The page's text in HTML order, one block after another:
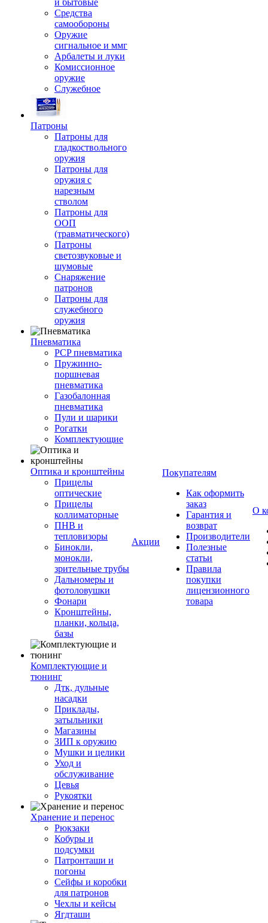
и бытовые
Средства
самообороны
Оружие
сигнальное и ммг
Арбалеты и луки
Комиссионное
оружие
Служебное
Патроны
Патроны для
гладкоствольного
оружия
Патроны для
оружия с
нарезным
стволом
Патроны для
ООП
(травматического)
Патроны
светозвуковые и
шумовые
Снаряжение
патронов
Патроны для
служебного
оружия
Пневматика
PCP пневматика
Пружинно-
поршневая
пневматика
Газобалонная
пневматика
Пули и шарики
Рогатки
Комплектующие
Оптика и кронштейны
Прицелы
оптические
Прицелы
коллиматорные
ПНВ и
тепловизоры
Бинокли,
монокли,
зрительные трубы
Дальномеры и
фотоловушки
Фонари
Кронштейны,
планки, кольца,
базы
Комплектующие и
тюнинг
Дтк, дульные
насадки
Приклады,
затыльники
Магазины
ЗИП к оружию
Мушки и целики
Уход и
обслуживание
Цевья
Рукоятки
Хранение и перенос
Рюкзаки
Кобуры и
подсумки
Патронташи и
погоны
Сейфы и коробки
для патронов
Чехлы и кейсы
Ягдташи
Акции
Покупателям
Как оформить
заказ
Гарантия и
возврат
Производители
Полезные
статьи
Правила
покупки
лицензионного
товара
О